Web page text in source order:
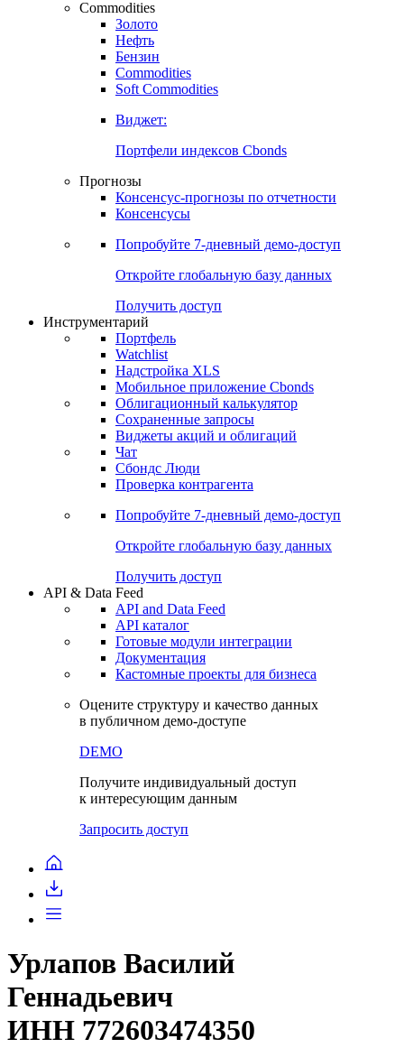
Commodities
Золото
Нефть
Бензин
Commodities
Soft Commodities
Виджет:
Портфели индексов Cbonds
Прогнозы
Консенсус-прогнозы по отчетности
Консенсусы
Попробуйте 7-дневный демо-доступ
Откройте глобальную базу данных
Получить доступ
Инструментарий
Портфель
Watchlist
Надстройка XLS
Мобильное приложение Cbonds
Облигационный калькулятор
Сохраненные запросы
Виджеты акций и облигаций
Чат
Сбондс Люди
Проверка контрагента
Попробуйте 7-дневный демо-доступ
Откройте глобальную базу данных
Получить доступ
API & Data Feed
API and Data Feed
API каталог
Готовые модули интеграции
Документация
Кастомные проекты для бизнеса
Оцените структуру и качество данных
в публичном демо-доступе
DEMO
Получите индивидуальный доступ
к интересующим данным
Запросить доступ
Урлапов Василий
Геннадьевич
ИНН 772603474350